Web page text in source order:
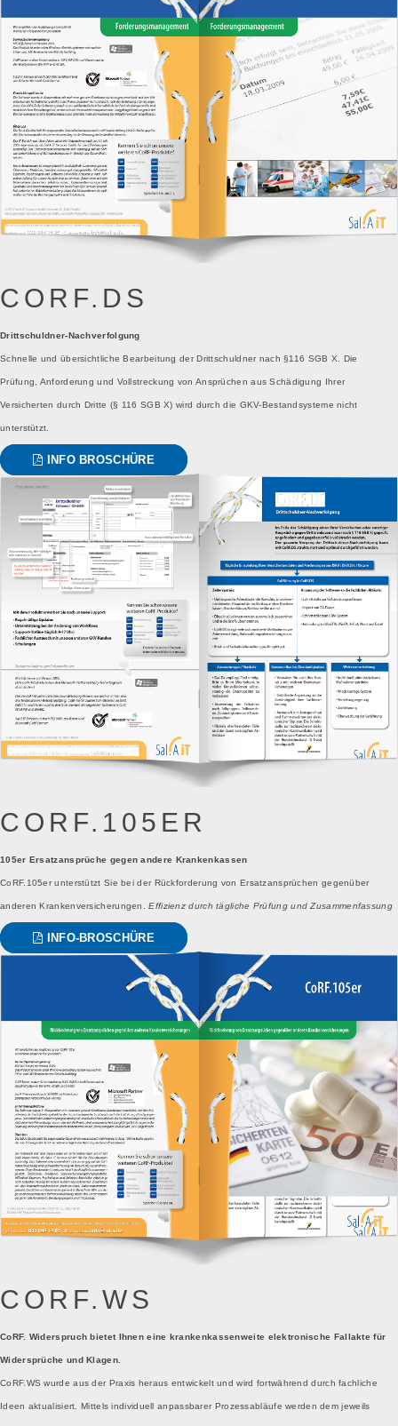
CORF.DS
Drittschuldner-Nachverfolgung
Schnelle und übersichtliche Bearbeitung der Drittschuldner nach §116 SGB X. Die
Prüfung, Anforderung und Vollstreckung von Ansprüchen aus Schädigung Ihrer
Versicherten durch Dritte (§ 116 SGB X) wird durch die GKV-Bestandsysteme nicht
unterstützt.
INFO BROSCHÜRE
CORF.105ER
105er Ersatzansprüche gegen andere Krankenkassen
CoRF.105er unterstützt Sie bei der Rückforderung von Ersatzansprüchen gegenüber
anderen Krankenversicherungen.Effizienz durch tägliche Prüfung und Zusammenfassung
INFO-BROSCHÜRE
CORF.WS
CoRF. Widerspruch bietet Ihnen eine krankenkassenweite elektronische Fallakte für
Widersprüche und Klagen.
CoRF.WS wurde aus der Praxis heraus entwickelt und wird fortwährend durch fachliche
Ideen aktualisiert. Mittels individuell anpassbarer Prozessabläufe werden dem jeweils